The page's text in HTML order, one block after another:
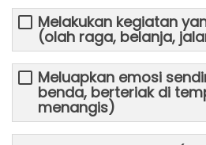
Melakukan kegiatan
(olah raga, belanja,
Meluapkan emosi
benda, berteriak di
menangis)